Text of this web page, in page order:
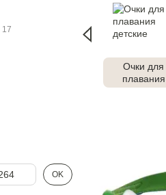
Очки для
плавания
детские
17
OK